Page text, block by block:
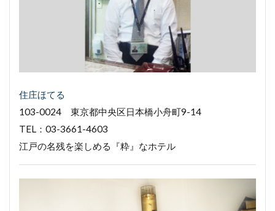
住庄ほてる
103-0024 東京都中央区日本橋小舟町9-14
TEL：03-3661-4603
江戸の名残を楽しめる『粋』なホテル